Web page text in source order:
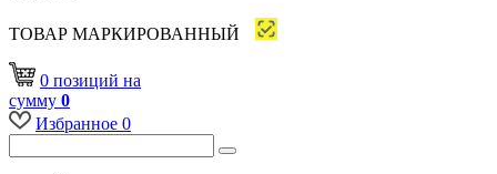
ТОВАР МАРКИРОВАННЫЙ
0 позиций на
сумму 0
Избранное 0